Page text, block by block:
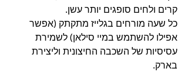
קרים ולחים סופגים יותר עשן.
כל שעה מורחים בגלייז מתקתק (אפשר
אפילו להשתמש במיי סילאן) לשמירת
עסיסיות של השכבה החיצונית וליצירת
בארק.